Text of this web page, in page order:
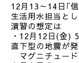
12月13～14日｢
生活用水担当と
演習の想定は
・12月12日(金)
直下型の地震が
マグニチュー